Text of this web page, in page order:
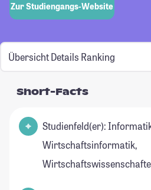
Zur Studiengangs-Website
Übersicht Details Ranking
Short-Facts
Studienfeld(er):
Wirtschaftsinformatik,